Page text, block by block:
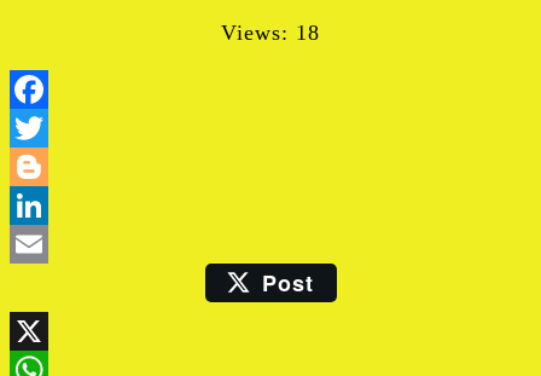
Views: 18
Email Post